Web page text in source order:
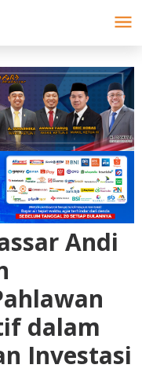
Andi
dalam
Investasi